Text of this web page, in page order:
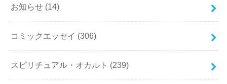
お知らせ (14)
コミックエッセイ (306)
スピリチュアル・オカルト (239)